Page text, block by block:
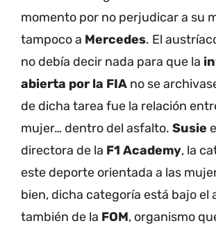
momento por no perjudicar a su
tampoco a Mercedes. El
no debía decir nada para que la
abierta por la FIA no se
de dicha tarea fue la relación
mujer… dentro del asfalto. Susie
directora de la F1 Academy, la
este deporte orientada a las
bien, dicha categoría está bajo el
también de la FOM, organismo